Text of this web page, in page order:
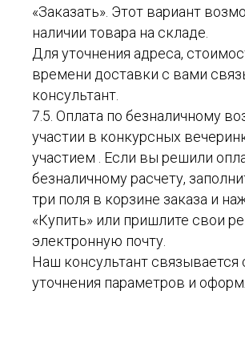
«Заказать». Этот вариант
наличии товара на складе.
Для уточнения адреса,
времени доставки с вами
консультант.
7.5. Оплата по безналичному
участии в конкурсных
участием . Если вы решили
безналичному расчету,
три поля в корзине заказа и
«Купить» или пришлите свои
электронную почту.
Наш консультант связывается
уточнения параметров и